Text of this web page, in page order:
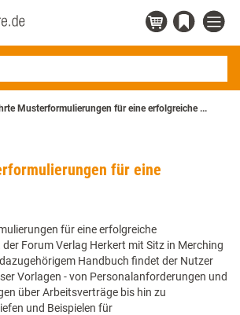
Musterformulierungen für eine erfolgreiche ...
für eine
für eine erfolgreiche
Forum Verlag Herkert mit Sitz in Merching
Handbuch findet der Nutzer
Vorlagen - von Personalanforderungen und
über Arbeitsverträge bis hin zu
und Beispielen für